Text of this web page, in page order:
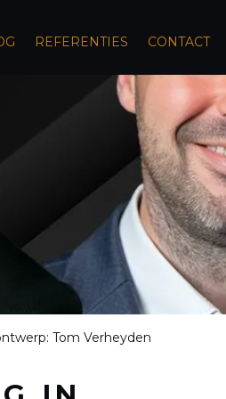
REFERENTIES CONTACT
Tom Verheyden